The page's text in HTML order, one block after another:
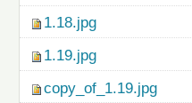
1.18.jpg
1.19.jpg
copy_of_1.19.jpg